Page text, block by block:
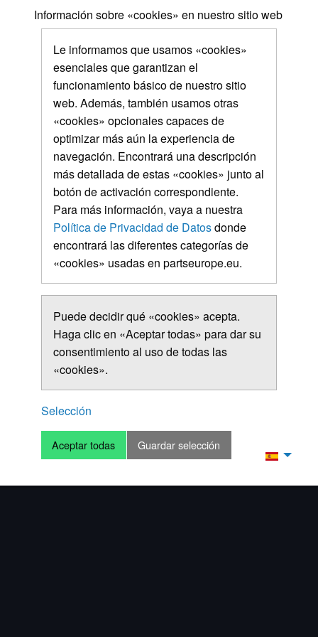
Información sobre «cookies» en nuestro sitio web
Le informamos que usamos «cookies»
esenciales que garantizan el
funcionamiento básico de nuestro sitio
web. Además, también usamos otras
«cookies» opcionales capaces de
optimizar más aún la experiencia de
navegación. Encontrará una descripción
más detallada de estas «cookies» junto al
botón de activación correspondiente.
Para más información, vaya a nuestra
Política de Privacidad de Datosdonde
encontrará las diferentes categorías de
«cookies» usadas en partseurope.eu.
Puede decidir qué «cookies» acepta.
Haga clic en «Aceptar todas» para dar su
consentimiento al uso de todas las
«cookies».
Selección
Aceptar todas Guardar selección